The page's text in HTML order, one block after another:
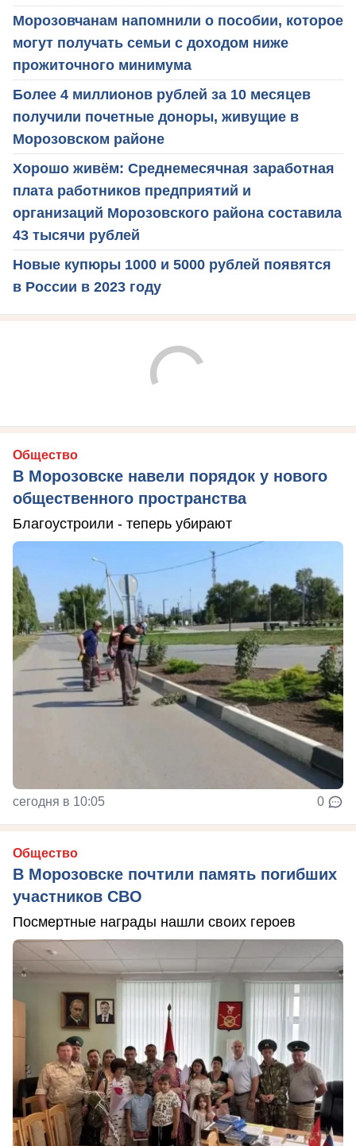
Морозовчанам напомнили о пособии, которое
могут получать семьи с доходом ниже
прожиточного минимума
Более 4 миллионов рублей за 10 месяцев
получили почетные доноры, живущие в
Морозовском районе
Хорошо живём: Среднемесячная заработная
плата работников предприятий и
организаций Морозовского района составила
43 тысячи рублей
Новые купюры 1000 и 5000 рублей появятся
в России в 2023 году
Общество
В Морозовске навели порядок у нового
общественного пространства
Благоустроили - теперь убирают
сегодня в 10:05 0
Общество
В Морозовске почтили память погибших
участников СВО
Посмертные награды нашли своих героев